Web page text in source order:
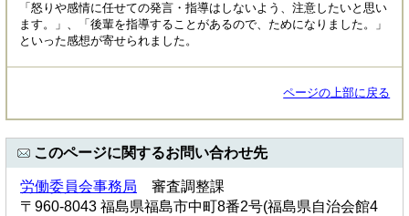
「怒りや感情に任せての発言・指導はしないよう、注意したいと思い
ます。」、「後輩を指導することがあるので、ためになりました。」
といった感想が寄せられました。
ページの上部に戻る
このページに関するお問い合わせ先
労働委員会事務局 審査調整課
〒960-8043 福島県福島市中町8番2号(福島県自治会館4